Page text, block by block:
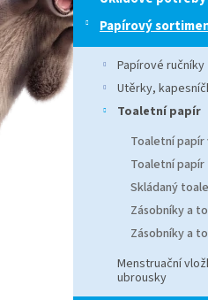
n
e
l
Papírový
Papírové ručníky
Utěrky,
Toaletní papír
Toaletní papír
Toaletní papír
Skládaný
Zásobníky a
Zásobníky a
Menstruační
ubrousky